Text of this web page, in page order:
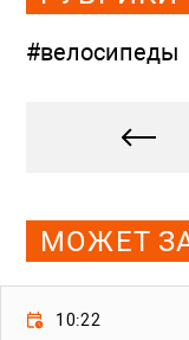
#велосипеды
МОЖЕТ
10:22